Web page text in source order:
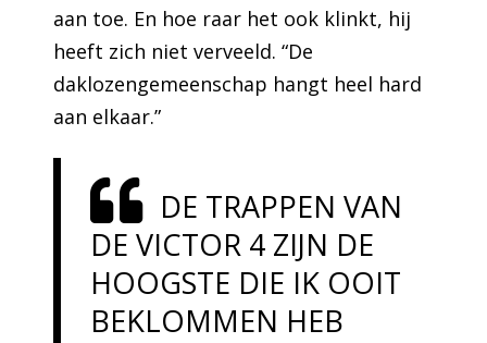
aan toe. En hoe raar het ook klinkt, hij
heeft zich niet verveeld. “De
daklozengemeenschap hangt heel hard
aan elkaar.”
DE TRAPPEN VAN
DE VICTOR 4 ZIJN DE
HOOGSTE DIE IK OOIT
BEKLOMMEN HEB